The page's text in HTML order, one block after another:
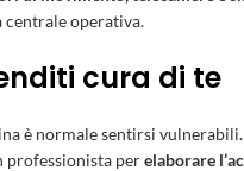
centrale operativa.
cura di te
è normale sentirsi
professionista perelaborare